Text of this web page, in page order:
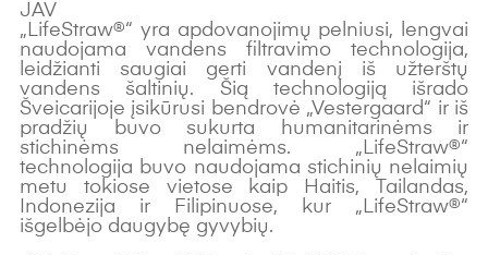
JAV
„LifeStraw®“ yra apdovanojimų pelniusi, lengvai
naudojama vandens filtravimo technologija,
leidžianti saugiai gerti vandenį iš užterštų
vandens šaltinių. Šią technologiją išrado
Šveicarijoje įsikūrusi bendrovė „Vestergaard“ ir iš
pradžių buvo sukurta humanitarinėms ir
stichinėms nelaimėms. „LifeStraw®“
technologija buvo naudojama stichinių nelaimių
metu tokiose vietose kaip Haitis, Tailandas,
Indonezija ir Filipinuose, kur „LifeStraw®“
išgelbėjo daugybę gyvybių.